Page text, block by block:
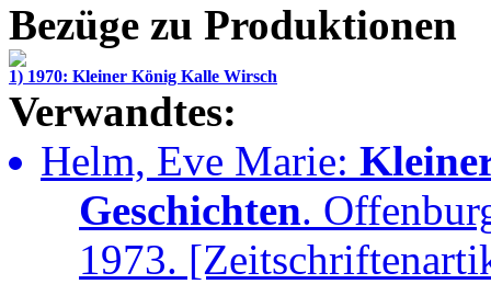
Bezüge zu Produktionen
1) 1970: Kleiner König Kalle Wirsch
Verwandtes:
Helm, Eve Marie:
Geschichten.
1973.